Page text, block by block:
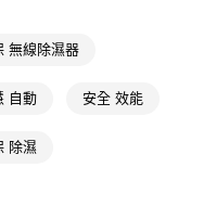
為交易完成。
視為有效，需透過AFTEE先享
結帳頁面顯示為準，若有關於
問，請聯繫「AFTEE先享後付
並將交易相關給付款項請求債
無線除濕器
自動 安全 效能
除濕